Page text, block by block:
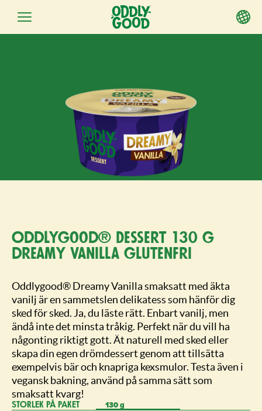
Oddlygood® Dessert 130 g
dreamy vanilla glutenfri
Oddlygood® Dreamy Vanilla smaksatt med äkta
vanilj är en sammetslen delikatess som hänför dig
sked för sked. Ja, du läste rätt. Enbart vanilj, men
ändå inte det minsta tråkig. Perfekt när du vill ha
någonting riktigt gott. Ät naturell med sked eller
skapa din egen drömdessert genom att tillsätta
exempelvis bär och knapriga kexsmulor. Testa även i
vegansk bakning, använd på samma sätt som
smaksatt kvarg!
STORLEK PÅ PAKET 130 g